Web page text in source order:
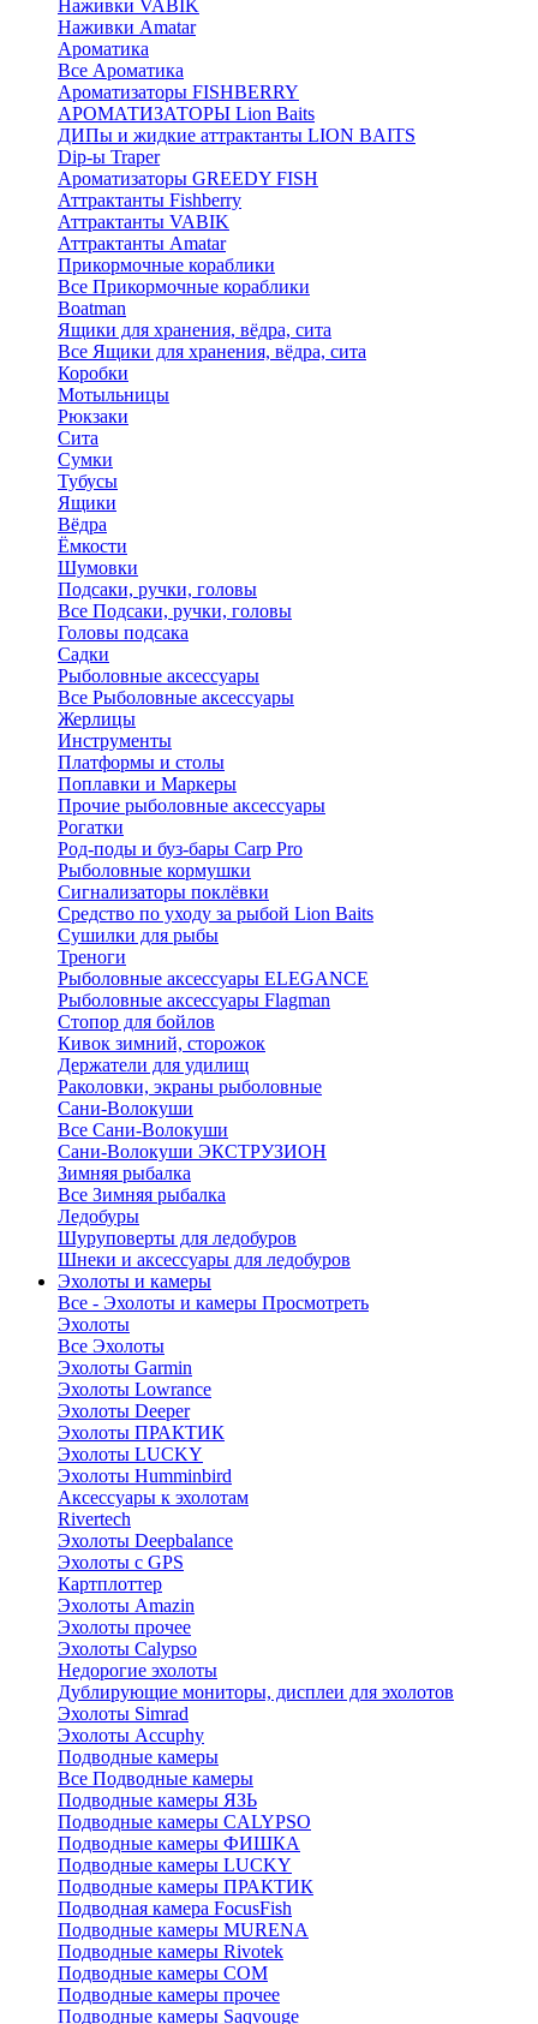
Наживки VABIK
Наживки Amatar
Ароматика
Все Ароматика
Ароматизаторы FISHBERRY
АРОМАТИЗАТОРЫ Lion Baits
ДИПы и жидкие аттрактанты LION BAITS
Dip-ы Traper
Ароматизаторы GREEDY FISH
Аттрактанты Fishberry
Аттрактанты VABIK
Аттрактанты Amatar
Прикормочные кораблики
Все Прикормочные кораблики
Boatman
Ящики для хранения, вёдра, сита
Все Ящики для хранения, вёдра, сита
Коробки
Мотыльницы
Рюкзаки
Сита
Сумки
Тубусы
Ящики
Вёдра
Ёмкости
Шумовки
Подсаки, ручки, головы
Все Подсаки, ручки, головы
Головы подсака
Садки
Рыболовные аксессуары
Все Рыболовные аксессуары
Жерлицы
Инструменты
Платформы и столы
Поплавки и Маркеры
Прочие рыболовные аксессуары
Рогатки
Род-поды и буз-бары Carp Pro
Рыболовные кормушки
Сигнализаторы поклёвки
Средство по уходу за рыбой Lion Baits
Сушилки для рыбы
Треноги
Рыболовные аксессуары ELEGANCE
Рыболовные аксессуары Flagman
Стопор для бойлов
Кивок зимний, сторожок
Держатели для удилищ
Раколовки, экраны рыболовные
Сани-Волокуши
Все Сани-Волокуши
Сани-Волокуши ЭКСТРУЗИОН
Зимняя рыбалка
Все Зимняя рыбалка
Ледобуры
Шуруповерты для ледобуров
Шнеки и аксессуары для ледобуров
Эхолоты и камеры
Все - Эхолоты и камеры Просмотреть
Эхолоты
Все Эхолоты
Эхолоты Garmin
Эхолоты Lowrance
Эхолоты Deeper
Эхолоты ПРАКТИК
Эхолоты LUCKY
Эхолоты Humminbird
Аксессуары к эхолотам
Rivertech
Эхолоты Deepbalance
Эхолоты с GPS
Картплоттер
Эхолоты Amazin
Эхолоты прочее
Эхолоты Calypso
Недорогие эхолоты
Дублирующие мониторы, дисплеи для эхолотов
Эхолоты Simrad
Эхолоты Accuphy
Подводные камеры
Все Подводные камеры
Подводные камеры ЯЗЬ
Подводные камеры CALYPSO
Подводные камеры ФИШКА
Подводные камеры LUCKY
Подводные камеры ПРАКТИК
Подводная камера FocusFish
Подводные камеры MURENA
Подводные камеры Rivotek
Подводные камеры СОМ
Подводные камеры прочее
Подводные камеры Saqvouge